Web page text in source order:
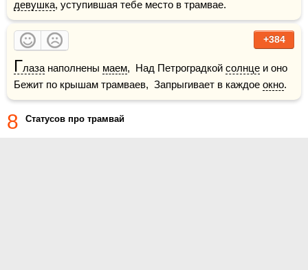
девушка, уступившая тебе место в трамвае.
+384
Глаза наполнены маем,  Над Петроградкой солнце и оно
Бежит по крышам трамваев,  Запрыгивает в каждое окно.
8 Статусов про трамвай